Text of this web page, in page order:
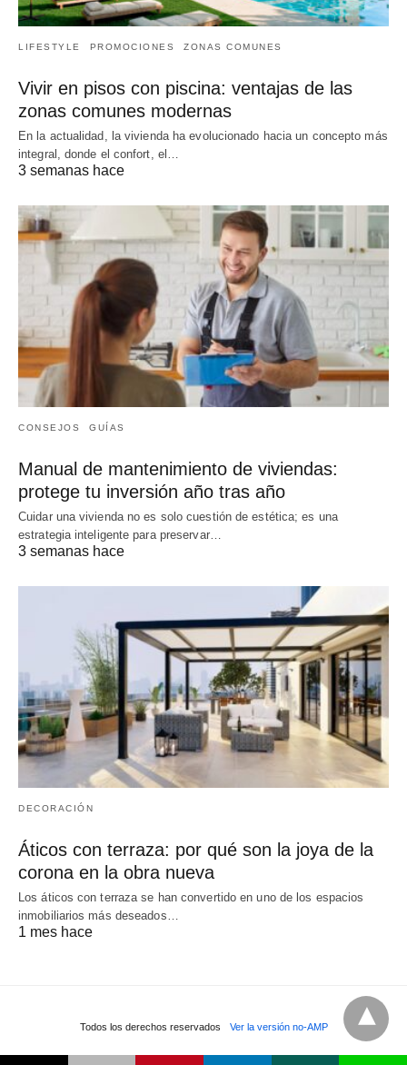
LIFESTYLE PROMOCIONES ZONAS COMUNES
Vivir en pisos con piscina: ventajas de las
zonas comunes modernas
En la actualidad, la vivienda ha evolucionado hacia un concepto más
integral, donde el confort, el…
3 semanas hace
CONSEJOS GUÍAS
Manual de mantenimiento de viviendas:
protege tu inversión año tras año
Cuidar una vivienda no es solo cuestión de estética; es una
estrategia inteligente para preservar…
3 semanas hace
DECORACIÓN
Áticos con terraza: por qué son la joya de la
corona en la obra nueva
Los áticos con terraza se han convertido en uno de los espacios
inmobiliarios más deseados…
1 mes hace
Todos los derechos reservados Ver la versión no-AMP